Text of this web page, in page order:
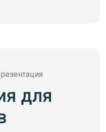
для